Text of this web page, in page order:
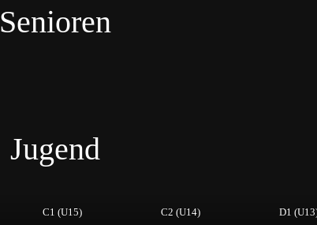
Senioren
Jugend
C1 (U15) C2 (U14) D1